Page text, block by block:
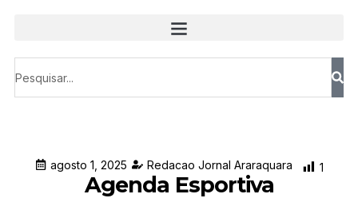
agosto 1, 2025 Redacao Jornal Araraquara 1
Agenda Esportiva